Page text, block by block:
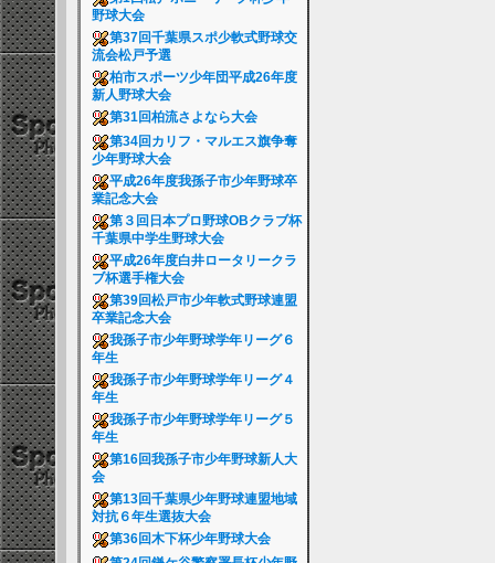
野球大会
第37回千葉県スポ少軟式野球交
流会松戸予選
柏市スポーツ少年団平成26年度
新人野球大会
第31回柏流さよなら大会
第34回カリフ・マルエス旗争奪
少年野球大会
平成26年度我孫子市少年野球卒
業記念大会
第３回日本プロ野球OBクラブ杯
千葉県中学生野球大会
平成26年度白井ロータリークラ
ブ杯選手権大会
第39回松戸市少年軟式野球連盟
卒業記念大会
我孫子市少年野球学年リーグ６
年生
我孫子市少年野球学年リーグ４
年生
我孫子市少年野球学年リーグ５
年生
第16回我孫子市少年野球新人大
会
第13回千葉県少年野球連盟地域
対抗６年生選抜大会
第36回木下杯少年野球大会